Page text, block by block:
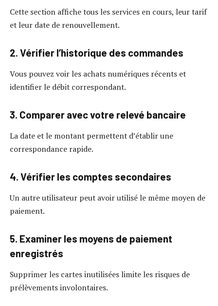
Cette section affiche tous les services en cours, leur tarif
et leur date de renouvellement.
2. Vérifier l’historique des commandes
Vous pouvez voir les achats numériques récents et
identifier le débit correspondant.
3. Comparer avec votre relevé bancaire
La date et le montant permettent d’établir une
correspondance rapide.
4. Vérifier les comptes secondaires
Un autre utilisateur peut avoir utilisé le même moyen de
paiement.
5. Examiner les moyens de paiement
enregistrés
Supprimer les cartes inutilisées limite les risques de
prélèvements involontaires.